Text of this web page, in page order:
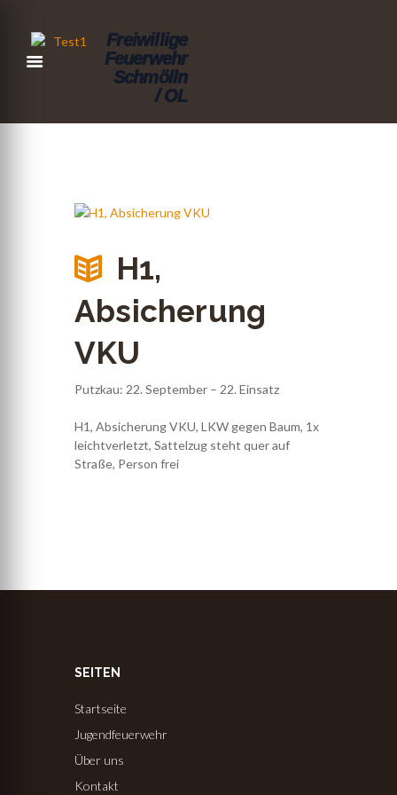
Freiwillige
Feuerwehr
Schmölln
/ OL
H1,
Absicherung
VKU
Putzkau: 22. September – 22. Einsatz
H1, Absicherung VKU, LKW gegen Baum, 1x
leichtverletzt, Sattelzug steht quer auf
Straße, Person frei
SEITEN
Startseite
Jugendfeuerwehr
Über uns
Kontakt